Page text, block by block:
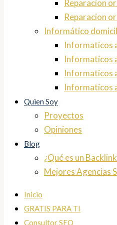
Reparacion
Reparacion
Informático
Informaticos
Informaticos
Informaticos
Informaticos
Quien Soy
Proyectos
Opiniones
Blog
¿Qué es un
Mejores Agencias
Inicio
GRATIS PARA TI
Consultor SEO